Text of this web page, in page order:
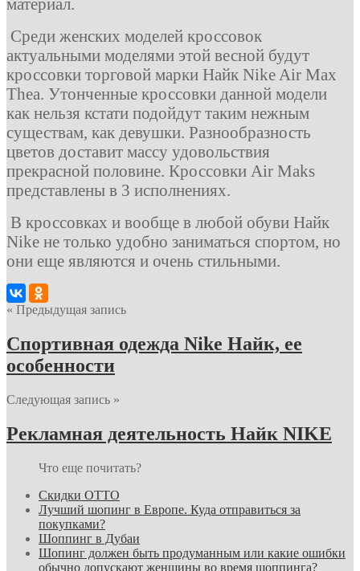
материал.
Среди женских моделей кроссовок
актуальными моделями этой весной будут
кроссовки торговой марки Найк Nike Air Max
Thea. Утонченные кроссовки данной модели
как нельзя кстати подойдут таким нежным
существам, как девушки. Разнообразность
цветов доставит массу удовольствия
прекрасной половине. Кроссовки Air Maks
представлены в 3 исполнениях.
В кроссовках и вообще в любой обуви Найк
Nike не только удобно заниматься спортом, но
они еще являются и очень стильными.
« Предыдущая запись
Спортивная одежда Nike Найк, ее
особенности
Следующая запись »
Рекламная деятельность Найк NIKE
Что еще почитать?
Скидки ОТТО
Лучший шопинг в Европе. Куда отправиться за
покупками?
Шоппинг в Дубаи
Шопинг должен быть продуманным или какие ошибки
обычно допускают женщины во время шоппинга?